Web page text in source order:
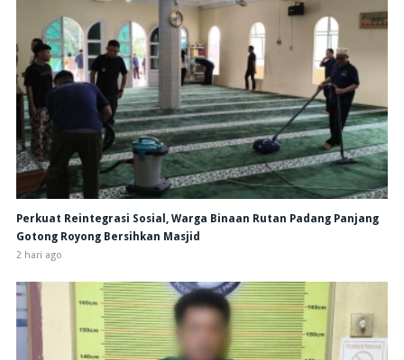
Perkuat Reintegrasi Sosial, Warga Binaan Rutan Padang Panjang
Gotong Royong Bersihkan Masjid
2 hari ago